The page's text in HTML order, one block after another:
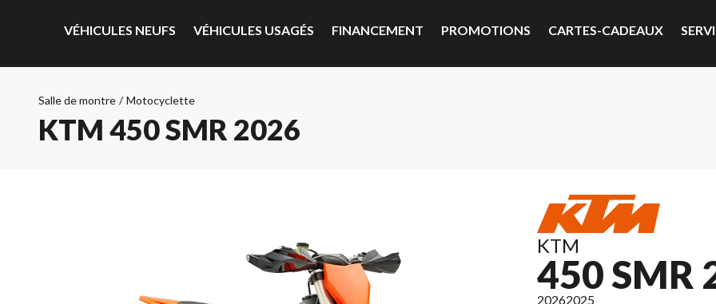
VÉHICULES NEUFS VÉHICULES USAGÉS FINANCEMENT PROMOTIONS CARTES-CADEAUX
Salle de montre / Motocyclette
KTM 450 SMR 2026
KTM
450 SMR
20262025